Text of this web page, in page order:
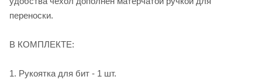
переноски.
В КОМПЛЕКТЕ:
1. Рукоятка для бит - 1 шт.